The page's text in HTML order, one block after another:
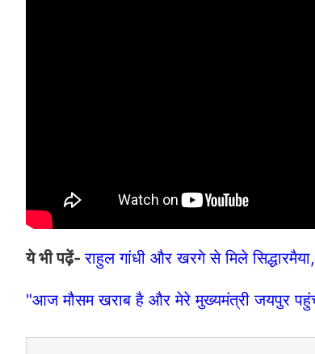
ये भी पढ़ें- राहुल गांधी और खरगे से मिले
"आज मौसम खराब है और मेरे मुख्यमंत्री जयपुर